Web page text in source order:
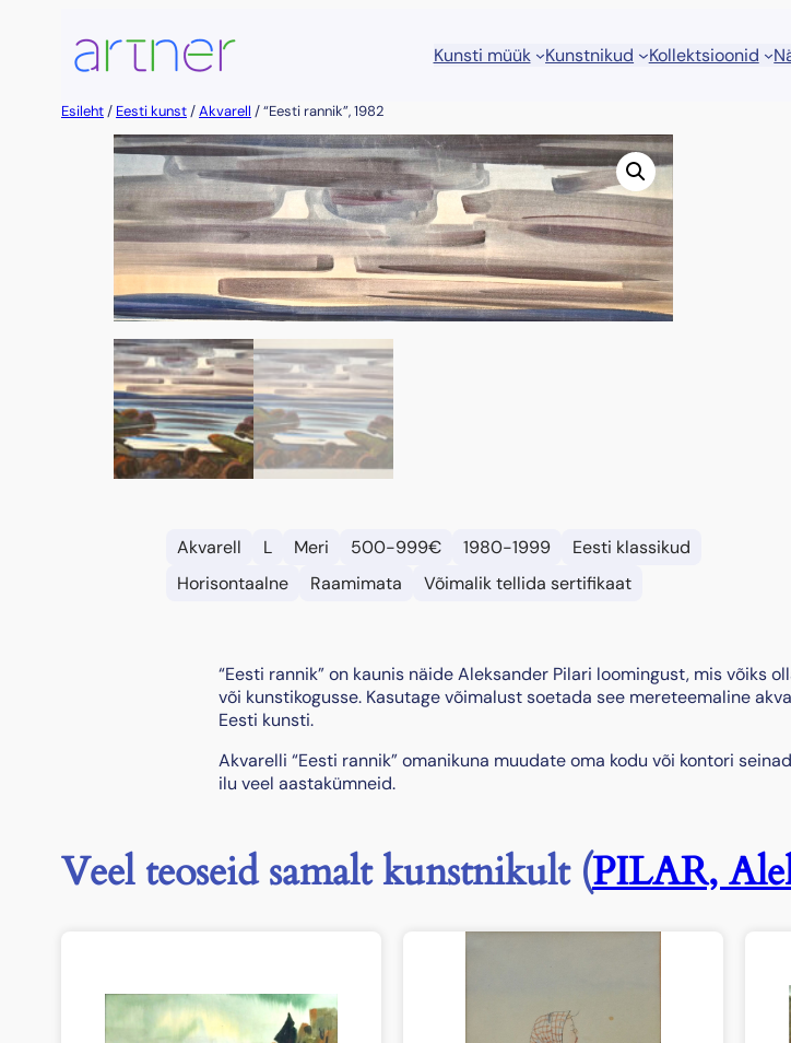
Kunsti müük Kunstnikud Kollektsioonid
Esileht/ Eesti kunst/Akvarell / “Eesti rannik”, 1982
Akvarell L Meri 500-999€ 1980-1999
Eesti klassikud
Horisontaalne
Raamimata Võimalik tellida sertifikaat
“Eesti rannik” on kaunis näide Aleksander Pilari loomingust, mis võiks
või kunstikogusse. Kasutage võimalust soetada see mereteemaline
Eesti kunsti.
Akvarelli “Eesti rannik” omanikuna muudate oma kodu või kontori
ilu veel aastakümneid.
Veel teoseid samalt kunstnikult (PILAR,